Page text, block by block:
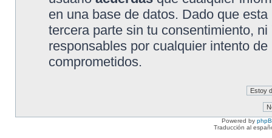
en una base de datos. Dado que
tercera parte sin tu consentimiento,
responsables por cualquier intento
comprometidos.
Powered by
Traducción al